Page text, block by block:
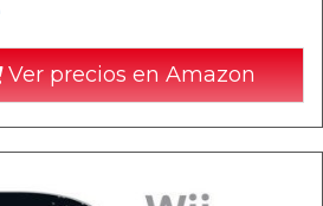
Ver precios en Amazon